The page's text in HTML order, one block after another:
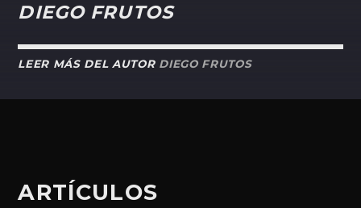
DIEGO FRUTOS
LEER MÁS DEL AUTOR DIEGO FRUTOS
ARTÍCULOS